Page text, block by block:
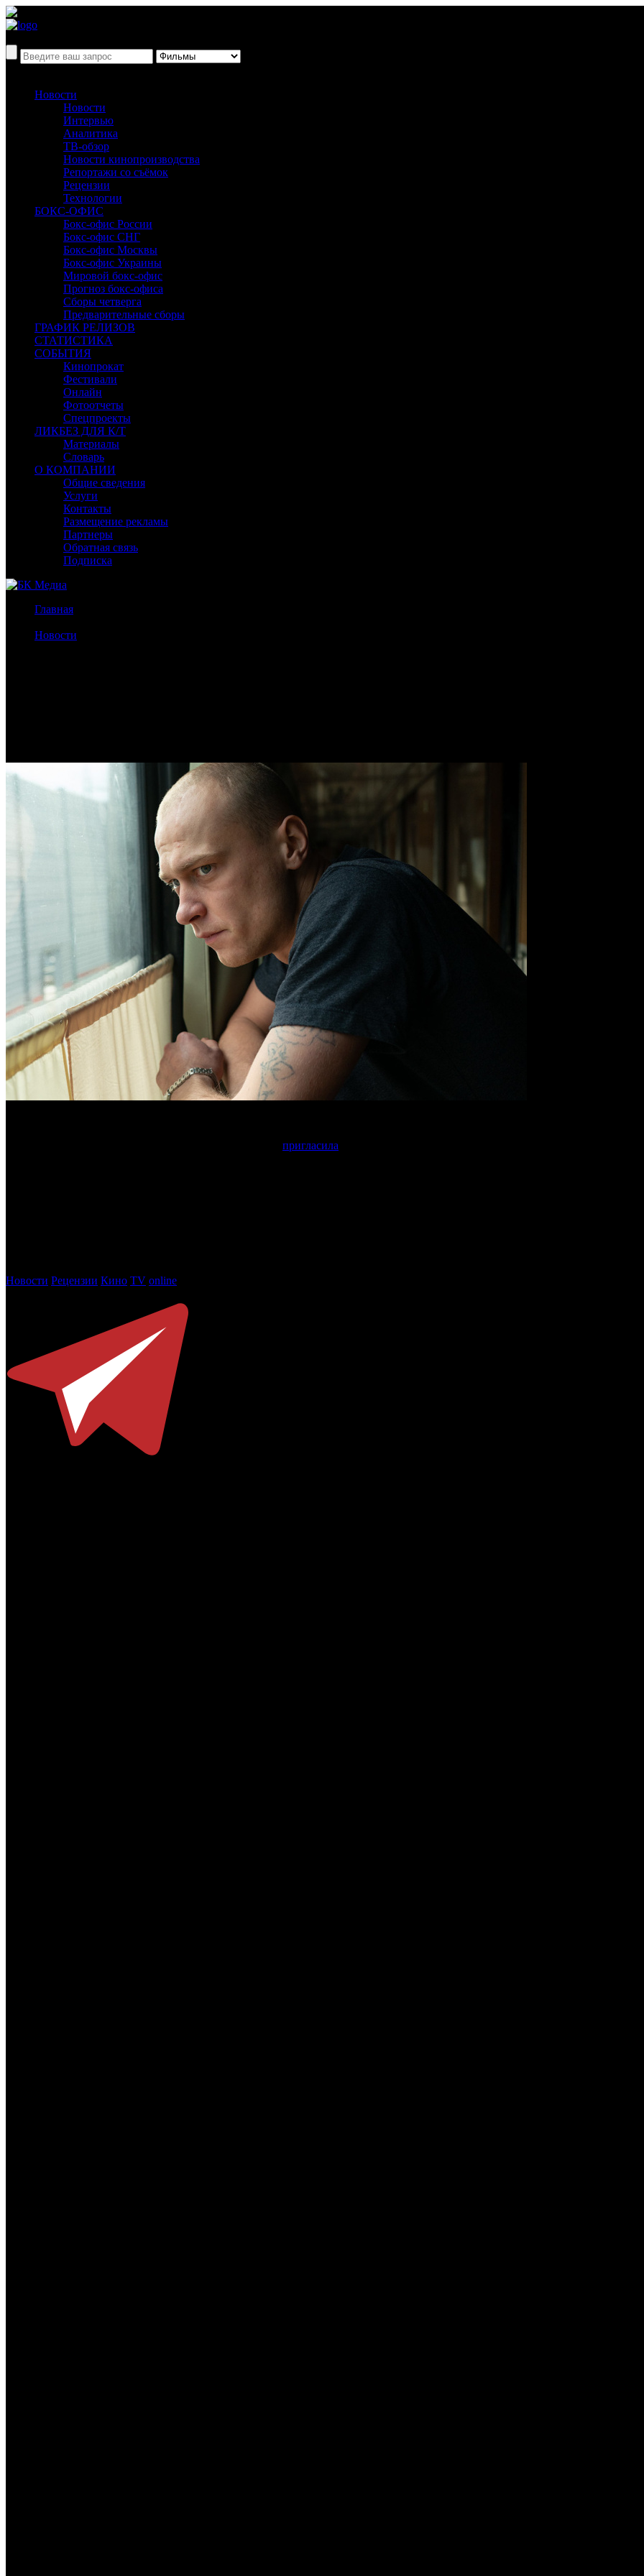
Новости
Новости
Интервью
Аналитика
ТВ-обзор
Новости кинопроизводства
Репортажи со съёмок
Рецензии
Технологии
БОКС-ОФИС
Бокс-офис России
Бокс-офис СНГ
Бокс-офис Москвы
Бокс-офис Украины
Мировой бокс-офис
Прогноз бокс-офиса
Сборы четверга
Предварительные сборы
ГРАФИК РЕЛИЗОВ
СТАТИСТИКА
СОБЫТИЯ
Кинопрокат
Фестивали
Онлайн
Фотоотчеты
Спецпроекты
ЛИКБЕЗ ДЛЯ К/Т
Материалы
Словарь
О КОМПАНИИ
Общие сведения
Услуги
Контакты
Размещение рекламы
Партнеры
Обратная связь
Подписка
Главная
Новости
пригласила
Новости Рецензии Кино TV online